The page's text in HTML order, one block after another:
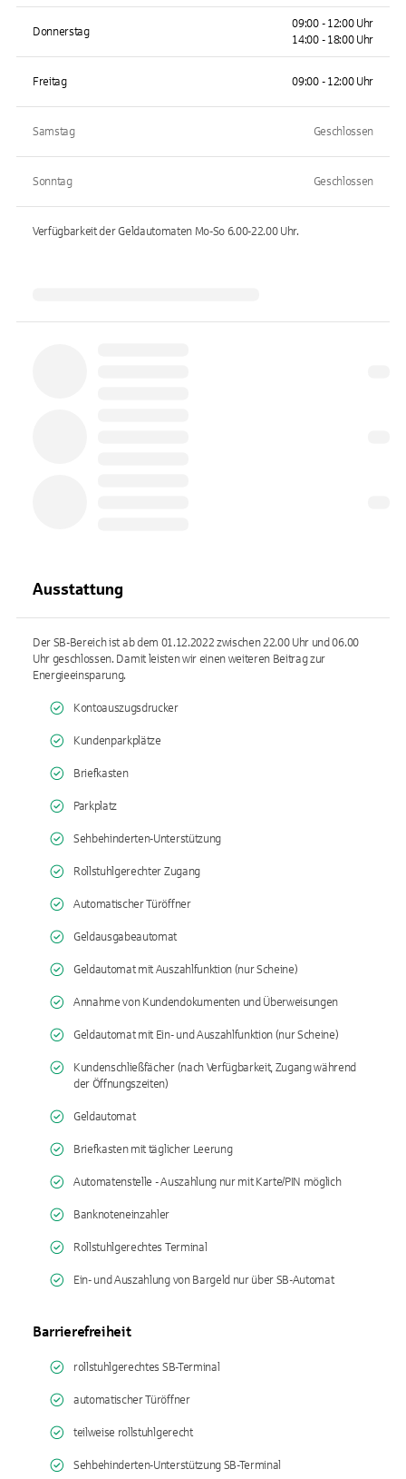
Donnerstag
09:00 - 12:00 Uhr
14:00 - 18:00 Uhr
Freitag 09:00 - 12:00 Uhr
Samstag Geschlossen
Sonntag Geschlossen
Verfügbarkeit der Geldautomaten Mo-So 6.00-22.00Uhr.
Ausstattung
Der SB-Bereich ist ab dem 01.12.2022 zwischen 22.00 Uhr und 06.00
Uhr geschlossen. Damit leisten wir einen weiteren Beitrag zur
Energieeinsparung.
Kontoauszugsdrucker
Kundenparkplätze
Briefkasten
Parkplatz
Sehbehinderten-Unterstützung
Rollstuhlgerechter Zugang
Automatischer Türöffner
Geldausgabeautomat
Geldautomat mit Auszahlfunktion (nur Scheine)
Annahme von Kundendokumenten und Überweisungen
Geldautomat mit Ein- und Auszahlfunktion (nur Scheine)
Kundenschließfächer (nach Verfügbarkeit, Zugang während
der Öffnungszeiten)
Geldautomat
Briefkasten mit täglicher Leerung
Automatenstelle - Auszahlung nur mit Karte/PIN möglich
Banknoteneinzahler
Rollstuhlgerechtes Terminal
Ein- und Auszahlung von Bargeld nur über SB-Automat
Barrierefreiheit
rollstuhlgerechtes SB-Terminal
automatischer Türöffner
teilweise rollstuhlgerecht
Sehbehinderten-Unterstützung SB-Terminal